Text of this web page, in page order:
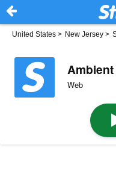
United States > New Jersey >
Web